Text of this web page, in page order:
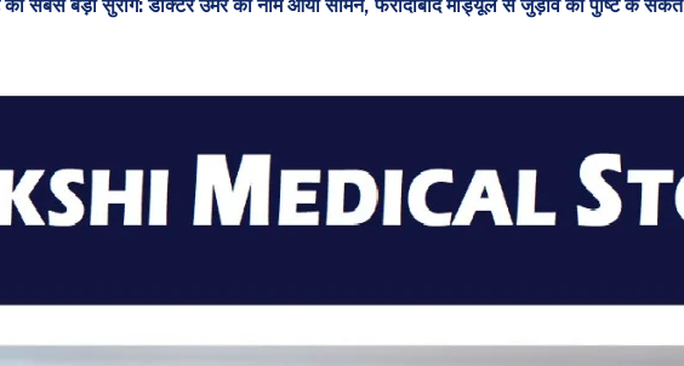
का सबसे बड़ा सुराग: डॉक्टर उमर का नाम आया सामने, फरीदाबाद मॉड्यूल से जुड़ाव की पुष्टि के संकेत